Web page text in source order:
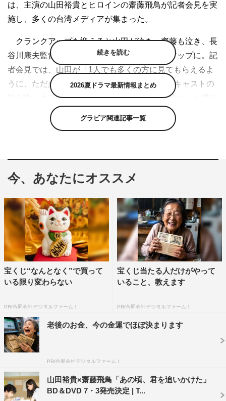
は、主演の山田裕貴とヒロインの齋藤飛鳥が記者会見を実
施し、多くの台湾メディアが集まった。
クランクアップを迎えると山田が泣き、齋藤も泣き、長
谷川康夫監督までも泣きだす感動的なオールアップに。記
者会見では、山田が「1人でも多くの方に見てもらえるよ
うに、ただ必死で“君”を追いかけてみました。キャストの
皆が次々クランクアップしていっても、全然終わった感じ
がしないのは、本当のアップは観客の皆さんに見てもらっ
た時だと思っているからかもしれません。台湾版は僕の大
だからできる真愛と浩介を大事にしようと模索しました」
と。
台湾メディアから台湾版にある、家の中では裸族の設定
やキスシーンはあるのかと聞かれると、山田は「鍛えた肉
体をアピールするというより、拳法が好きな普通の高校生
男子の肉体的リアリティを求めてみました。キスシーンは
内緒！ 僕の裸も、キスシーンも映画を見てのお楽しみで
影で来られたこと、そのクランクアップを台湾で迎えられ
たことをすごくうれしく思っています」と語った。
齋藤は「真愛に選んでいただいた時、どうして私なんだ
ろうと思いました。乃木坂46のメンバーだったらより取り
です。乃木坂46から一定の期間離れて他のことに関わった
ことも、この撮影のスタッフさんに娘のように接していた
続きを読む
2026夏ドラマ最新情報まとめ
グラビア関連記事一覧
今、あなたにオススメ
宝くじ“なんとなく”で買って
いる限り変わらない
PR(合同会社デジタルファーム )
宝くじ当たる人だけがやって
いること、教えます
PR(合同会社デジタルファーム )
老後のお金、今の金運でほぼ決まります
PR(合同会社デジタルファーム )
山田裕貴×齋藤飛鳥「あの頃、君を追いかけた」
BD＆DVD 7・3発売決定 | T...